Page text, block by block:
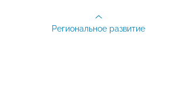
Региональное развитие